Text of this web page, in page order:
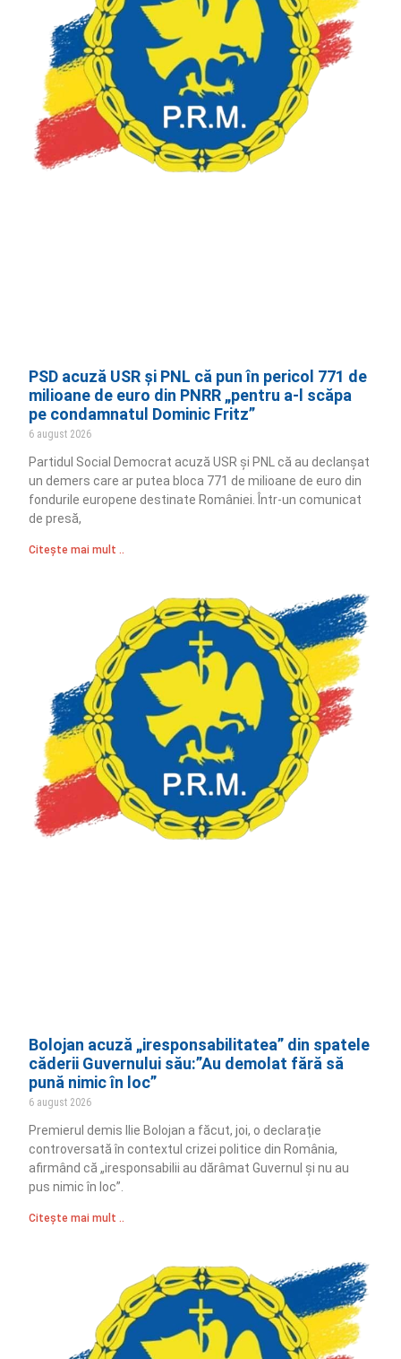
PSD acuză USR și PNL că pun în pericol 771 de
milioane de euro din PNRR „pentru a-l scăpa
pe condamnatul Dominic Fritz”
6 august 2026
Partidul Social Democrat acuză USR și PNL că au declanșat
un demers care ar putea bloca 771 de milioane de euro din
fondurile europene destinate României. Într-un comunicat
de presă,
Citește mai mult ..
Bolojan acuză „iresponsabilitatea” din spatele
căderii Guvernului său:”Au demolat fără să
pună nimic în loc”
6 august 2026
Premierul demis Ilie Bolojan a făcut, joi, o declarație
controversată în contextul crizei politice din România,
afirmând că „iresponsabilii au dărâmat Guvernul și nu au
pus nimic în loc”.
Citește mai mult ..